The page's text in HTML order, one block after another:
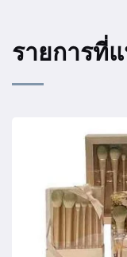
รายการที่